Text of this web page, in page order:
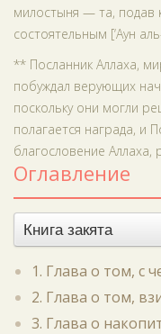
милостыня — та, подав
состоятельным [‘Аун
** Посланник Аллаха,
побуждал верующих
поскольку они могли
полагается награда, и
благословение Аллаха,
Оглавление
Книга закята
1. Глава о том, с
2. Глава о том,
3. Глава о